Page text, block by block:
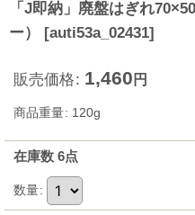
「J即納」廃盤はぎれ
ー）
[auti53a_02431]
販売価格: 1,460 円
商品重量: 120g
在庫数 6点
数量: